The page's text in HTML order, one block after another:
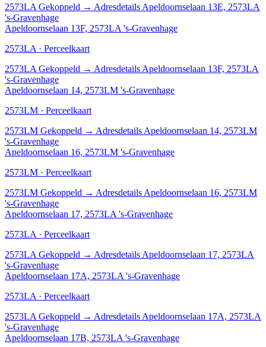
2573LA Gekoppeld → Adresdetails Apeldoornselaan 13E, 2573LA
's-Gravenhage
Apeldoornselaan 13F, 2573LA 's-Gravenhage
2573LA · Perceelkaart
2573LA Gekoppeld → Adresdetails Apeldoornselaan 13F, 2573LA
's-Gravenhage
Apeldoornselaan 14, 2573LM 's-Gravenhage
2573LM · Perceelkaart
2573LM Gekoppeld → Adresdetails Apeldoornselaan 14, 2573LM
's-Gravenhage
Apeldoornselaan 16, 2573LM 's-Gravenhage
2573LM · Perceelkaart
2573LM Gekoppeld → Adresdetails Apeldoornselaan 16, 2573LM
's-Gravenhage
Apeldoornselaan 17, 2573LA 's-Gravenhage
2573LA · Perceelkaart
2573LA Gekoppeld → Adresdetails Apeldoornselaan 17, 2573LA
's-Gravenhage
Apeldoornselaan 17A, 2573LA 's-Gravenhage
2573LA · Perceelkaart
2573LA Gekoppeld → Adresdetails Apeldoornselaan 17A, 2573LA
's-Gravenhage
Apeldoornselaan 17B, 2573LA 's-Gravenhage